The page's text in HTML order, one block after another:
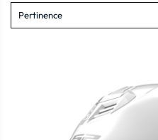
Pertinence